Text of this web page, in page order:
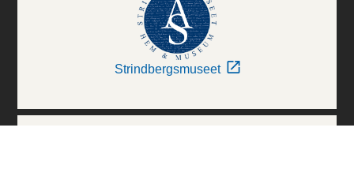
Strindbergsmuseet